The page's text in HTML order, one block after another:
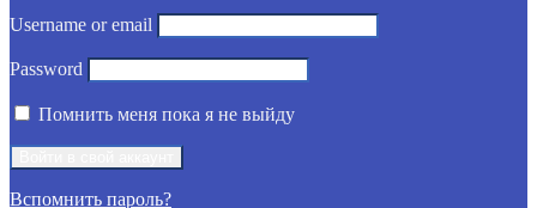
Username or email
Password
Помнить меня пока я не выйду
Вспомнить пароль?